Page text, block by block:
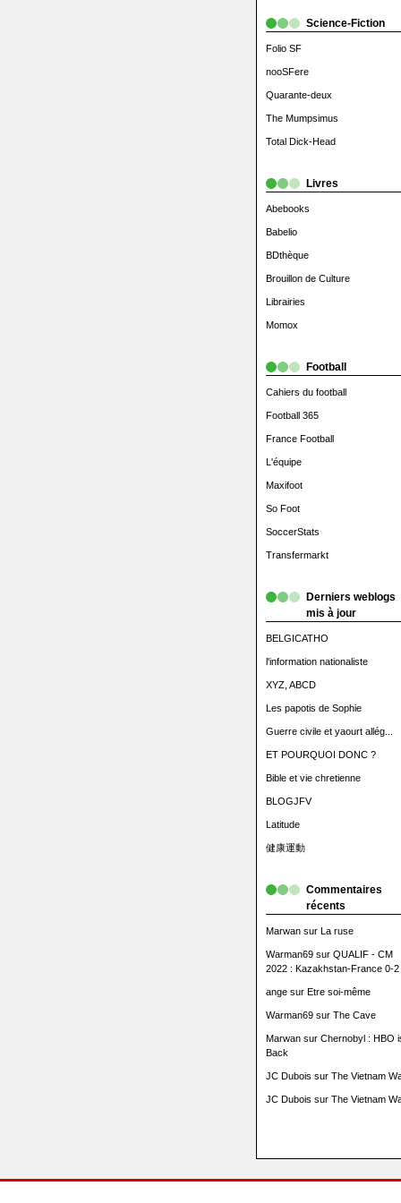
Science-Fiction
Folio SF
nooSFere
Quarante-deux
The Mumpsimus
Total Dick-Head
Livres
Abebooks
Babelio
BDthèque
Brouillon de Culture
Librairies
Momox
Football
Cahiers du football
Football 365
France Football
L'équipe
Maxifoot
So Foot
SoccerStats
Transfermarkt
Derniers weblogs
mis à jour
BELGICATHO
l'information nationaliste
XYZ, ABCD
Les papotis de Sophie
Guerre civile et yaourt allég...
ET POURQUOI DONC ?
Bible et vie chretienne
BLOGJFV
Latitude
健康運動
Commentaires
récents
Marwansur La ruse
Warman69sur QUALIF - CM
2022 : Kazakhstan-France 0-2
angesur Etre soi-même
Warman69sur The Cave
Marwansur Chernobyl : HBO
Back
JC Dubois sur The Vietnam
JC Dubois sur The Vietnam